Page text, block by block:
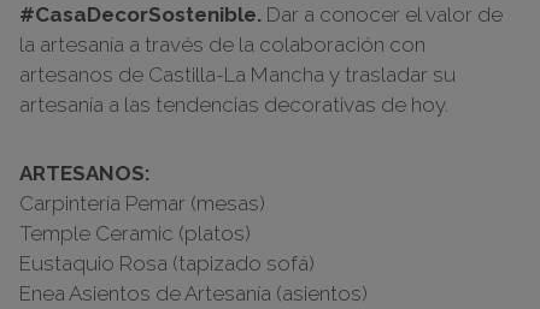
#CasaDecorSostenible. Dar a conocer el valor de
la artesanía a través de la colaboración con
artesanos de Castilla-La Mancha y trasladar su
artesanía a las tendencias decorativas de hoy.
ARTESANOS:
Carpintería Pemar (mesas)
Temple Ceramic (platos)
Eustaquio Rosa (tapizado sofá)
Enea Asientos de Artesanía (asientos)